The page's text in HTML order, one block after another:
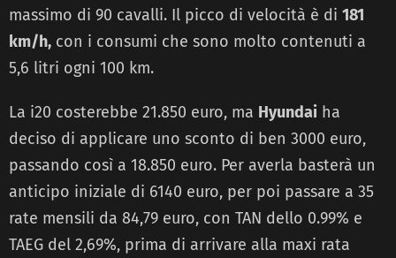
massimo di 90 cavalli. Il picco di velocità è di 181
km/h, con i consumi che sono molto contenuti a
5,6 litri ogni 100 km.
La i20 costerebbe 21.850 euro, ma Hyundai ha
deciso di applicare uno sconto di ben 3000 euro,
passando così a 18.850 euro. Per averla basterà un
anticipo iniziale di 6140 euro, per poi passare a 35
rate mensili da 84,79 euro, con TAN dello 0.99% e
TAEG del 2,69%, prima di arrivare alla maxi rata